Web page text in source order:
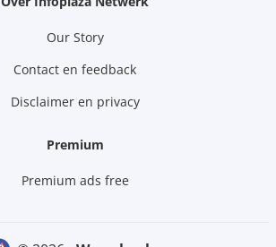
Our Story
Contact en feedback
Disclaimer en privacy
Premium
Premium ads free